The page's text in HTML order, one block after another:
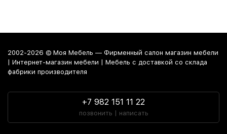
2002-2026 © Моя Мебель — Фирменный салон магазин мебели
| Интернет-магазин мебели | Мебель с доставкой со склада
фабрики производителя
+7 982 151 11 22
позвонить | написать